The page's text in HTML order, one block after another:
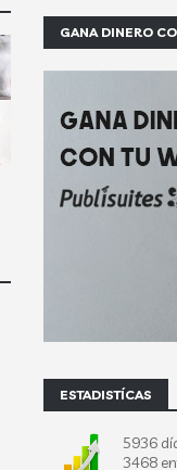
GANA DINERO
ESTADISTÍCAS
5936
3468